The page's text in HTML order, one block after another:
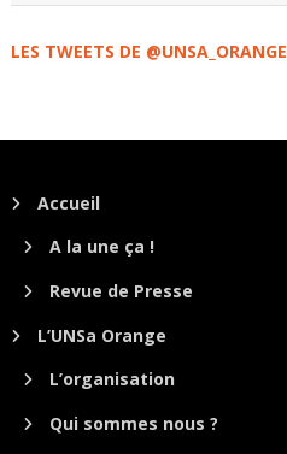
LES TWEETS DE @UNSA_ORANGE
Accueil
A la une ça !
Revue de Presse
L’UNSa Orange
L’organisation
Qui sommes nous ?